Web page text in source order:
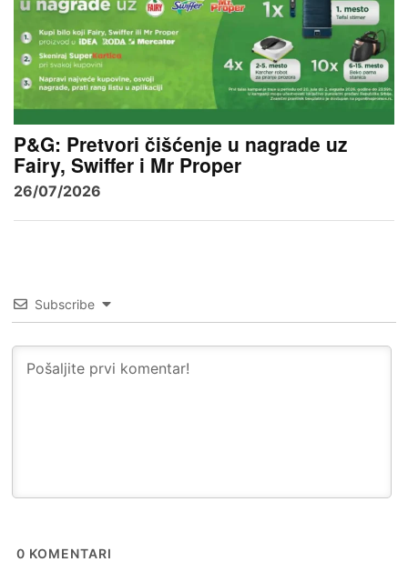
P&G: Pretvori čišćenje u nagrade uz
Fairy, Swiffer i Mr Proper
26/07/2026
Subscribe
0 KOMENTARI